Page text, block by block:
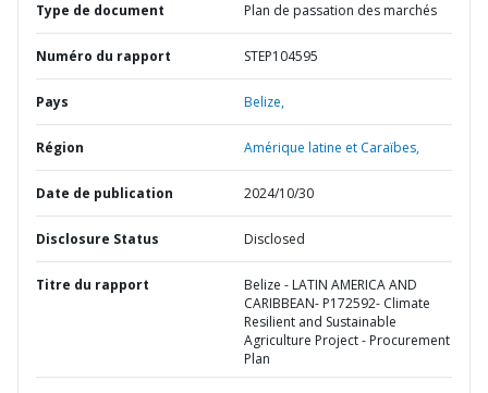
Type de document Plan de passation des marchés
Numéro du rapport STEP104595
Pays Belize,
Région Amérique latine et Caraïbes,
Date de publication 2024/10/30
Disclosure Status Disclosed
Titre du rapport
Belize - LATIN AMERICA AND
CARIBBEAN- P172592- Climate
Resilient and Sustainable
Agriculture Project - Procurement
Plan